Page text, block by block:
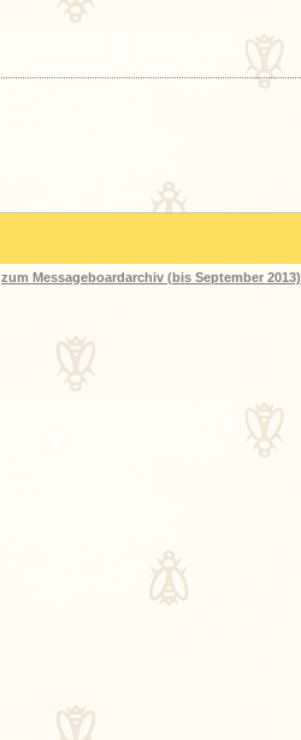
zum Messageboardarchiv (bis September 2013)